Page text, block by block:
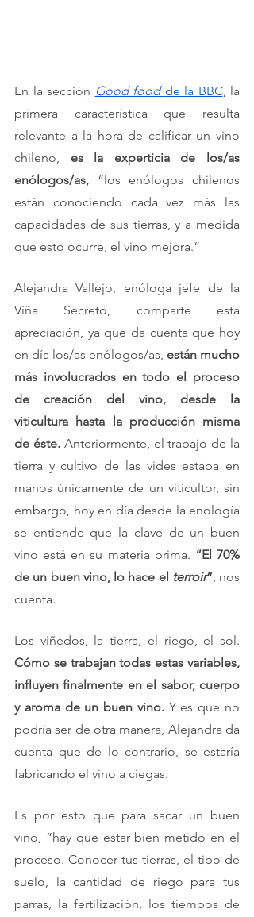
En la sección Good food de la BBC, la
primera característica que resulta
relevante a la hora de calificar un vino
chileno, es la experticia de los/as
enólogos/as, “los enólogos chilenos
están conociendo cada vez más las
capacidades de sus tierras, y a medida
que esto ocurre, el vino mejora.”
Alejandra Vallejo, enóloga jefe de la
Viña Secreto, comparte esta
apreciación, ya que da cuenta que hoy
en día los/as enólogos/as, están mucho
más involucrados en todo el proceso
de creación del vino, desde la
viticultura hasta la producción misma
de éste. Anteriormente, el trabajo de la
tierra y cultivo de las vides estaba en
manos únicamente de un viticultor, sin
embargo, hoy en día desde la enología
se entiende que la clave de un buen
vino está en su materia prima. “El 70%
de un buen vino, lo hace el terroir”, nos
cuenta.
Cómo se trabajan todas estas variables,
influyen finalmente en el sabor, cuerpo
y aroma de un buen vino. Y es que no
podría ser de otra manera, Alejandra da
cuenta que de lo contrario, se estaría
fabricando el vino a ciegas.
Es por esto que para sacar un buen
vino, “hay que estar bien metido en el
proceso. Conocer tus tierras, el tipo de
suelo, la cantidad de riego para tus
parras, la fertilización, los tiempos de